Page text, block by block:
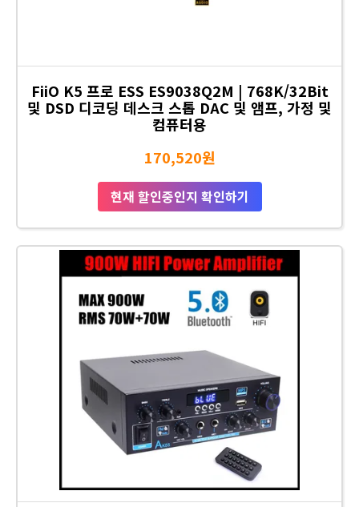
FiiO K5 프로 ESS ES9038Q2M | 768K/32Bit
및 DSD 디코딩 데스크 스톱 DAC 및 앰프, 가정 및
컴퓨터용
170,520원
현재 할인중인지 확인하기